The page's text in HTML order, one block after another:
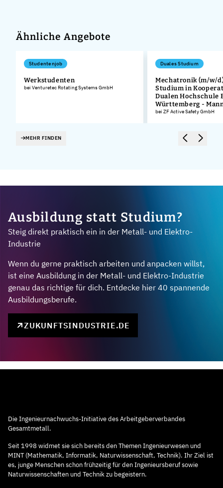
Ähnliche Angebote
Studentenjob
Werkstudenten
bei Venturetec Rotating Systems GmbH
Duales Studium
Mechatronik (m/w/
Studium in
Dualen Hochschule
Württemberg -
bei ZF Active Safety GmbH
MEHR FINDEN
Ausbildung statt Studium?
Steig direkt praktisch ein in der Metall- und Elektro-
Industrie
Wenn du gerne praktisch arbeiten und anpacken willst,
ist eine Ausbildung in der Metall- und Elektro-Industrie
genau das richtige für dich. Entdecke hier 40 spannende
Ausbildungsberufe.
ZUKUNFTSINDUSTRIE.DE
Die Ingenieurnachwuchs-Initiative des Arbeitgeberverbandes
Gesamtmetall.
Seit 1998 widmet sie sich bereits den Themen Ingenieurwesen und
MINT (Mathematik, Informatik, Naturwissenschaft, Technik). Ihr Ziel ist
es, junge Menschen schon frühzeitig für den Ingenieursberuf sowie
Naturwissenschaften und Technik zu begeistern.